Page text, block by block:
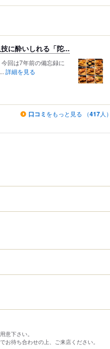
に酔いしれる「陀...
回は7年前の備忘録に
詳細を見る
口コミ をもっと見る （417人）
意下さい。
待ち合わせの上、ご来店ください。